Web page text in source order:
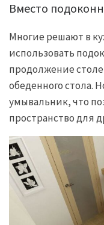
Вместо
Многие решают в
использовать
продолжение
обеденного стола.
умывальник, что
пространство для